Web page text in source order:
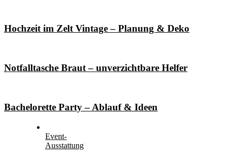
Hochzeit im Zelt Vintage – Planung & Deko
Notfalltasche Braut – unverzichtbare Helfer
Bachelorette Party – Ablauf & Ideen
Event-
Ausstattung